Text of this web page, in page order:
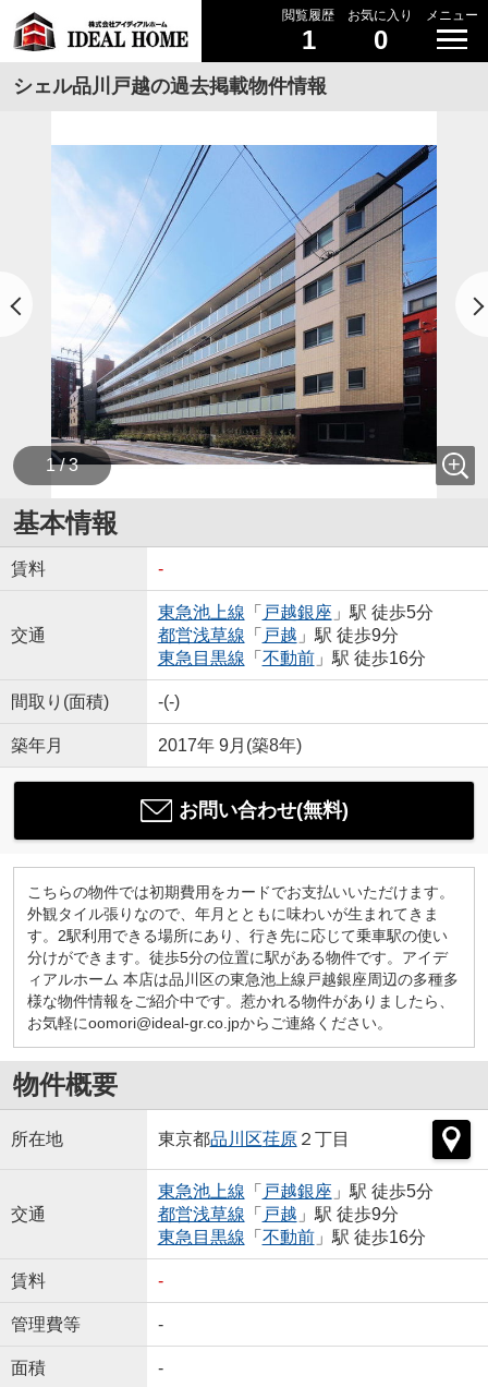
閲覧履歴
1
お気に入り
0
メニュー
シェル品川戸越の過去掲載物件情報
1 / 3
基本情報
賃料 -
交通
東急池上線 「 戸越銀座 」駅 徒歩5分
都営浅草線 「 戸越 」駅 徒歩9分
東急目黒線 「 不動前」駅 徒歩16分
間取り(面積) -(-)
築年月 2017年 9月(築8年)
お問い合わせ(無料)
こちらの物件では初期費用をカードでお支払いいただけます。
外観タイル張りなので、年月とともに味わいが生まれてきま
す。2駅利用できる場所にあり、行き先に応じて乗車駅の使い
分けができます。徒歩5分の位置に駅がある物件です。アイデ
ィアルホーム 本店は品川区の東急池上線戸越銀座周辺の多種多
様な物件情報をご紹介中です。惹かれる物件がありましたら、
お気軽にoomori@ideal-gr.co.jpからご連絡ください。
物件概要
所在地 東京都品川区荏原２丁目
交通
東急池上線 「 戸越銀座 」駅 徒歩5分
都営浅草線 「 戸越 」駅 徒歩9分
東急目黒線 「 不動前」駅 徒歩16分
賃料 -
管理費等 -
面積 -